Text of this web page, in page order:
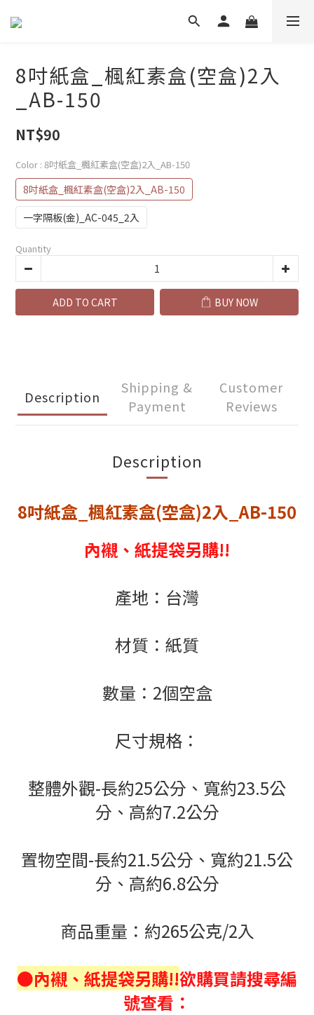
8吋紙盒_楓紅素盒(空盒)2入
_AB-150
NT$90
Color : 8吋紙盒_楓紅素盒(空盒)2入_AB-150
8吋紙盒_楓紅素盒(空盒)2入_AB-150
一字隔板(金)_AC-045_2入
Quantity
ADD TO CART BUY NOW
Description
Shipping &
Payment
Customer
Reviews
Description
8吋紙盒_楓紅素盒(空盒)2入_AB-150
內襯、紙提袋另購!!
產地：台灣
材質：紙質
數量：2個空盒
尺寸規格：
整體外觀-長約25公分、寬約23.5公
分、高約7.2公分
置物空間-長約21.5公分、寬約21.5公
分、高約6.8公分
商品重量：約265公克/2入
●內襯、紙提袋另購!!欲購買請搜尋編
號查看：